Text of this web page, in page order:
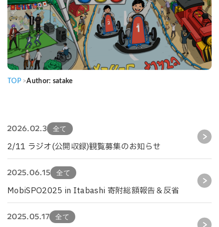
TOP >Author: satake
2026.02.3 全て
2/11 ラジオ(公開収録)観覧募集のお知らせ
2025.06.15 全て
MobiSPO2025 in Itabashi 寄附総額報告＆反省
2025.05.17 全て